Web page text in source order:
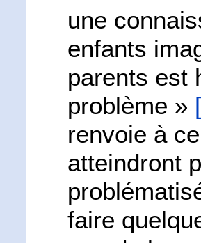
une
enfants
parents est
problème »
renvoie à
atteindront
faire